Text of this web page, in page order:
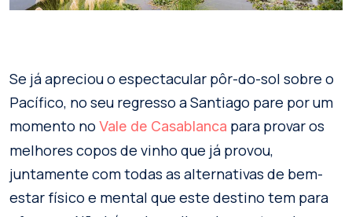
Se já apreciou o espectacular pôr-do-sol sobre o
Pacífico, no seu regresso a Santiago pare por um
momento no Vale de Casablanca para provar os
melhores copos de vinho que já provou,
juntamente com todas as alternativas de bem-
estar físico e mental que este destino tem para